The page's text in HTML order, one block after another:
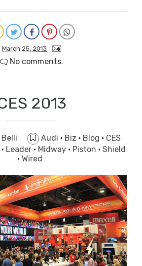
March 25, 2013
No comments.
2013
Audi · Biz · Blog · CES
· Leader · Midway · Piston · Shield
· Wired